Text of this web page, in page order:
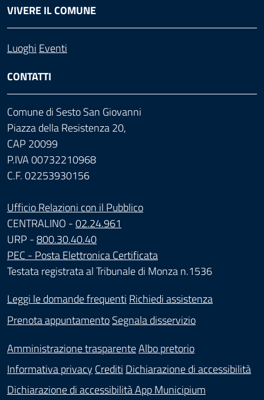
VIVERE IL COMUNE
Luoghi Eventi
CONTATTI
Comune di Sesto San Giovanni
Piazza della Resistenza 20,
CAP 20099
P.IVA 00732210968
C.F. 02253930156
Ufficio Relazioni con il Pubblico
CENTRALINO -02.24.961
URP -800.30.40.40
PEC - Posta Elettronica Certificata
Testata registrata al Tribunale di Monza n.1536
Leggi le domande frequenti Richiedi assistenza
Prenota appuntamentoSegnala disservizio
Amministrazione trasparenteAlbo pretorio
Informativa privacy Crediti Dichiarazione di accessibilità
Dichiarazione di accessibilità App Municipium